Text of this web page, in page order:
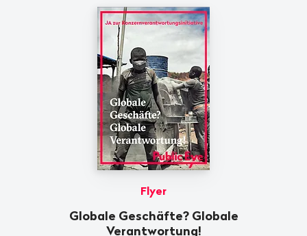
Flyer
Globale Geschäfte? Globale
Verantwortung!